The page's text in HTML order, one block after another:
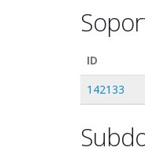
ID
142133